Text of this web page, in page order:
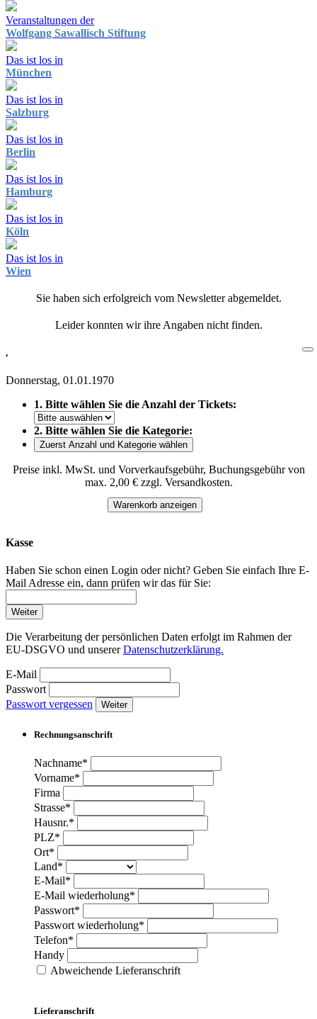
Veranstaltungen der
Wolfgang Sawallisch Stiftung
Das ist los in
München
Das ist los in
Salzburg
Das ist los in
Berlin
Das ist los in
Hamburg
Das ist los in
Köln
Das ist los in
Wien
Sie haben sich erfolgreich vom Newsletter abgemeldet.
Leider konnten wir ihre Angaben nicht finden.
,
Donnerstag, 01.01.1970
1. Bitte wählen Sie die Anzahl der Tickets:
2. Bitte wählen Sie die Kategorie:
Zuerst Anzahl und Kategorie wählen
Preise inkl. MwSt. und Vorverkaufsgebühr, Buchungsgebühr von
max. 2,00 € zzgl. Versandkosten.
Warenkorb anzeigen
Kasse
Haben Sie schon einen Login oder nicht? Geben Sie einfach Ihre E-
Mail Adresse ein, dann prüfen wir das für Sie:
Weiter
Die Verarbeitung der persönlichen Daten erfolgt im Rahmen der
EU-DSGVO und unsererDatenschutzerklärung.
E-Mail
Passwort
Passwort vergessen
Weiter
Rechnungsanschrift
Nachname*
Vorname*
Firma
Strasse*
Hausnr.*
PLZ*
Ort*
Land*
E-Mail*
E-Mail wiederholung*
Passwort*
Passwort wiederholung*
Telefon*
Handy
Abweichende Lieferanschrift
Lieferanschrift